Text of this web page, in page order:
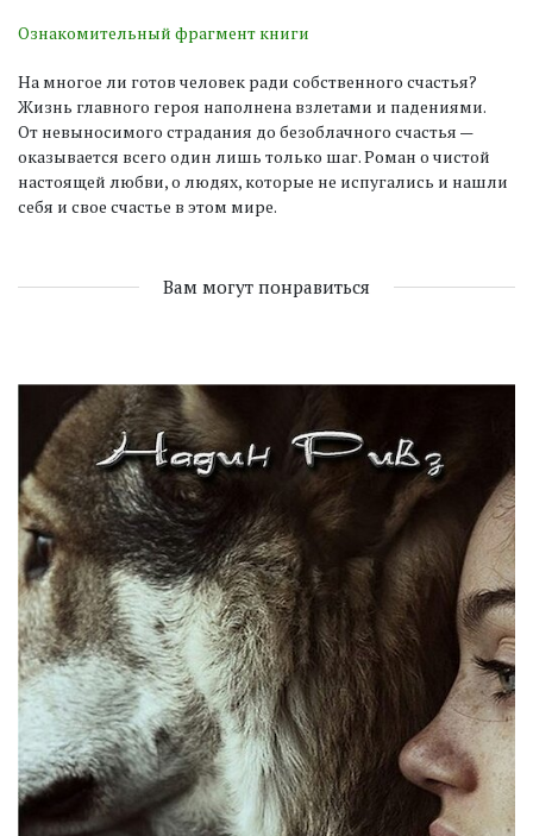
Ознакомительный фрагмент книги
На многое ли готов человек ради собственного счастья?
Жизнь главного героя наполнена взлетами и падениями.
От невыносимого страдания до безоблачного счастья —
оказывается всего один лишь только шаг. Роман о чистой
настоящей любви, о людях, которые не испугались и нашли
себя и свое счастье в этом мире.
Вам могут понравиться